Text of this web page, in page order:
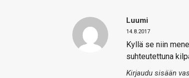
Luumi
14.8.2017
Kyllä se niin
suhteutettuna
Kirjaudu sisään